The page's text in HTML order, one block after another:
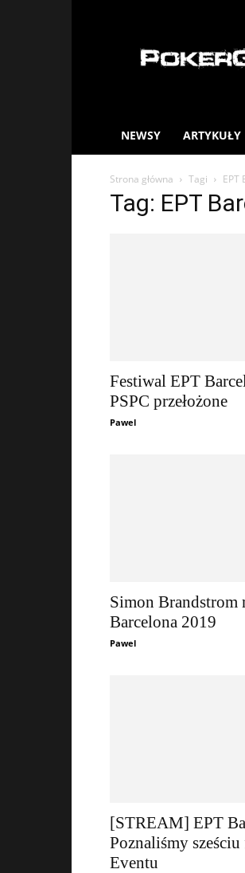
NEWSY ARTYKUŁY
Strona główna Tagi EPT
Tag: EPT
Festiwal EPT
PSPC przełożone
Pawel
Simon Brandstrom
Barcelona 2019
Pawel
[STREAM] EPT
Poznaliśmy
Eventu